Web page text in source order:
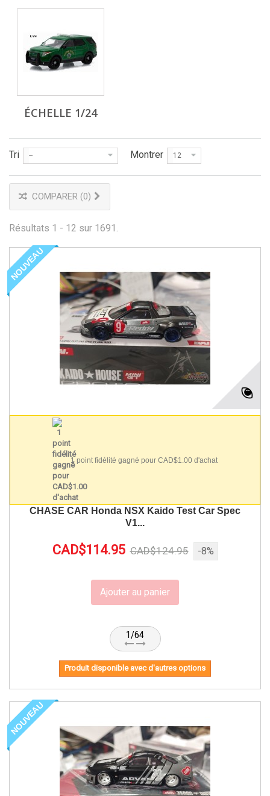
ÉCHELLE 1/24
Tri -- Montrer 12
COMPARER (0)
Résultats 1 - 12 sur 1691.
NOUVEAU
1 point fidélité gagné pour CAD$1.00 d'achat
CHASE CAR Honda NSX Kaido Test Car Spec
V1...
CAD$114.95 CAD$124.95 -8%
Ajouter au panier
1/64
Produit disponible avec d'autres options
NOUVEAU